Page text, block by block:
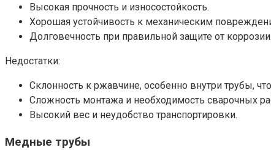
Высокая прочность и износостойкость.
Хорошая устойчивость к механическим
Долговечность при правильной защите от коррозии.
Недостатки:
Склонность к ржавчине, особенно внутри трубы,
Сложность монтажа и необходимость сварочных
Высокий вес и неудобство транспортировки.
Медные трубы